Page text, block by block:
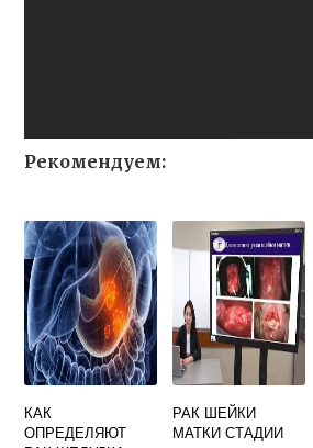
Рекомендуем:
КАК
ОПРЕДЕЛЯЮТ
РАК ШЕЙКИ
МАТКИ СТАДИИ